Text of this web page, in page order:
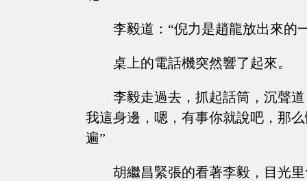
李毅道：“倪力是趙龍放出來
桌上的電話機突然響了起來。
李毅走過去，抓起話筒，沉聲
我這身邊，嗯，有事你就說吧，那
遍”
胡繼昌緊張的看著李毅，目光